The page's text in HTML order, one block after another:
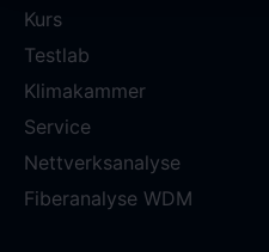
Kurs
Testlab
Klimakammer
Service
Nettverksanalyse
Fiberanalyse WDM